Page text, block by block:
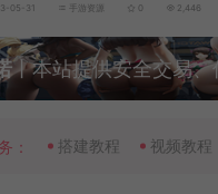
05-31 手游资源 0 2,446
丨本站提供安全交易
： 搭建教程 视频教程